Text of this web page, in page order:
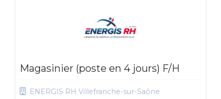
Magasinier (poste en 4 jours) F/H
ENERGIS RH Villefranche-sur-Saône